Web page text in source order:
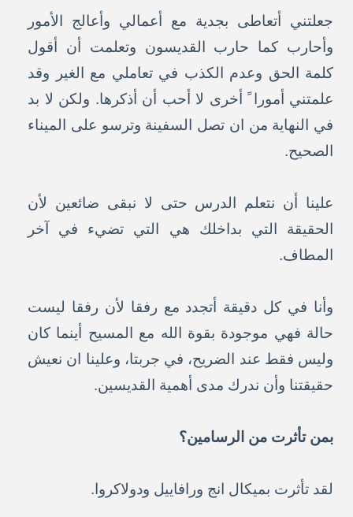
جعلتني أتعاطى بجدية مع أعمالي وأعالج الأمور
وأحارب كما حارب القديسون وتعلمت أن أقول
كلمة الحق وعدم الكذب في تعاملي مع الغير وقد
علمتني أمورا ً أخرى لا أحب أن أذكرها. ولكن لا بد
في النهاية من ان تصل السفينة وترسو على الميناء
الصحيح.
علينا أن نتعلم الدرس حتى لا نبقى ضائعين لأن
الحقيقة التي بداخلك هي التي تضيء في آخر
المطاف.
وأنا في كل دقيقة أتجدد مع رفقا لأن رفقا ليست
حالة فهي موجودة بقوة الله مع المسيح أينما كان
وليس فقط عند الضريح، في جربتا، وعلينا ان نعيش
حقيقتنا وأن ندرك مدى أهمية القديسين.
بمن تأثرت من الرسامين؟
لقد تأثرت بميكال انج ورافاييل ودولاكروا.